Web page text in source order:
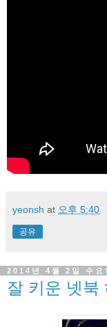
yeonsh at 오후 5:40
공유
2014년 4월 2일 수요
잘 키운 넷북